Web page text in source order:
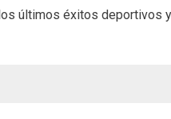
Magán
últimos éxitos deportivos